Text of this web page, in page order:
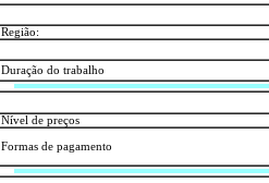
Região:
Duração do trabalho
Nível de preços
Formas de pagamento